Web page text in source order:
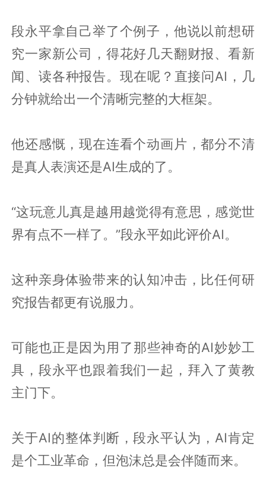
段永平拿自己举了个例子，他说以前想研
究一家新公司，得花好几天翻财报、看新
闻、读各种报告。现在呢？直接问AI，几
分钟就给出一个清晰完整的大框架。
他还感慨，现在连看个动画片，都分不清
是真人表演还是AI生成的了。
“这玩意儿真是越用越觉得有意思，感觉世
界有点不一样了。”段永平如此评价AI。
这种亲身体验带来的认知冲击，比任何研
究报告都更有说服力。
可能也正是因为用了那些神奇的AI妙妙工
具，段永平也跟着我们一起，拜入了黄教
主门下。
关于AI的整体判断，段永平认为，AI肯定
是个工业革命，但泡沫总是会伴随而来。